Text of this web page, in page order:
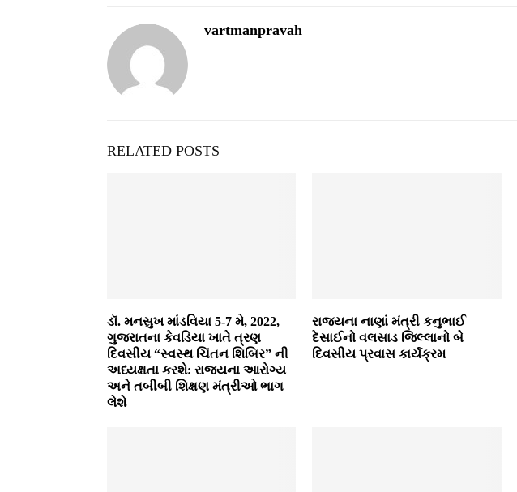
vartmanpravah
RELATED POSTS
ડૉ. મનસુખ માંડવિયા 5-7 મે, 2022,
ગુજરાતના કેવડિયા ખાતે ત્રણ
દિવસીય “સ્વસ્થ ચિંતન શિબિર” ની
અધ્યક્ષતા કરશે: રાજ્યના આરોગ્ય
અને તબીબી શિક્ષણ મંત્રીઓ ભાગ
લેશે
રાજ્‍યના નાણાં મંત્રી કનુભાઈ
દેસાઈનો વલસાડ જિલ્લાનો બે
દિવસીય પ્રવાસ કાર્યક્રમ